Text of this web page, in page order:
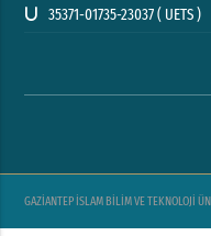
35371-01735-23037 ( UETS )
GAZİANTEP İSLAM BİLİM VE TEKNOLOJİ